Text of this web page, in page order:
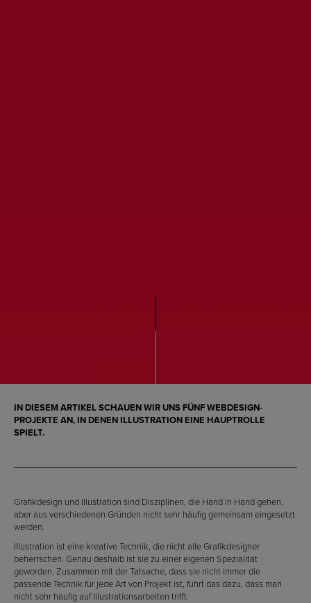
IN DIESEM ARTIKEL SCHAUEN WIR UNS FÜNF WEBDESIGN-
PROJEKTE AN, IN DENEN ILLUSTRATION EINE HAUPTROLLE
SPIELT.
Grafikdesign und Illustration sind Disziplinen, die Hand in Hand gehen,
aber aus verschiedenen Gründen nicht sehr häufig gemeinsam eingesetzt
werden.
Illustration ist eine kreative Technik, die nicht alle Grafikdesigner
beherrschen. Genau deshalb ist sie zu einer eigenen Spezialität
geworden. Zusammen mit der Tatsache, dass sie nicht immer die
passende Technik für jede Art von Projekt ist, führt das dazu, dass man
nicht sehr häufig auf Illustrationsarbeiten trifft.